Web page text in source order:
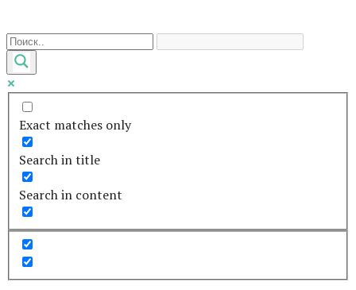
к
контенту
Exact matches only
Search in title
Search in content